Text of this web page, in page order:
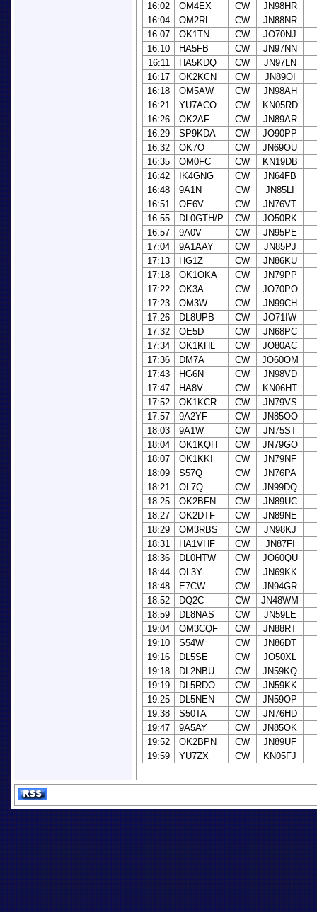
16:02
OM4EX CW
JN98HR
16:04
OM2RL CW
JN88NR
16:07
OK1TN CW
JO70NJ
16:10
HA5FB CW
JN97NN
16:11
HA5KDQ CW
JN97LN
16:17
OK2KCN CW
JN89OI
16:18
OM5AW CW
JN98AH
16:21
YU7ACO CW
KN05RD
16:26
OK2AF CW
JN89AR
16:29
SP9KDA CW
JO90PP
16:32
OK7O CW
JN69OU
16:35
OM0FC CW
KN19DB
16:42
IK4GNG CW
JN64FB
16:48
9A1N CW
JN85LI
16:51
OE6V CW
JN76VT
16:55
DL0GTH/P CW
JO50RK
16:57
9A0V CW
JN95PE
17:04
9A1AAY CW
JN85PJ
17:13
HG1Z CW
JN86KU
17:18
OK1OKA CW
JN79PP
17:22
OK3A CW
JO70PO
17:23
OM3W CW
JN99CH
17:26
DL8UPB CW
JO71IW
17:32
OE5D CW
JN68PC
17:34
OK1KHL CW
JO80AC
17:36
DM7A CW
JO60OM
17:43
HG6N CW
JN98VD
17:47
HA8V CW
KN06HT
17:52
OK1KCR CW
JN79VS
17:57
9A2YF CW
JN85OO
18:03
9A1W CW
JN75ST
18:04
OK1KQH CW
JN79GO
18:07
OK1KKI CW
JN79NF
18:09
S57Q CW
JN76PA
18:21
OL7Q CW
JN99DQ
18:25
OK2BFN CW
JN89UC
18:27
OK2DTF CW
JN89NE
18:29
OM3RBS CW
JN98KJ
18:31
HA1VHF CW
JN87FI
18:36
DL0HTW CW
JO60QU
18:44
OL3Y CW
JN69KK
18:48
E7CW CW
JN94GR
18:52
DQ2C CW
JN48WM
18:59
DL8NAS CW
JN59LE
19:04
OM3CQF CW
JN88RT
19:10
S54W CW
JN86DT
19:16
DL5SE CW
JO50XL
19:18
DL2NBU CW
JN59KQ
19:19
DL5RDO CW
JN59KK
19:25
DL5NEN CW
JN59OP
19:38
S50TA CW
JN76HD
19:47
9A5AY CW
JN85OK
19:52
OK2BPN CW
JN89UF
19:59
YU7ZX CW KN05FJ